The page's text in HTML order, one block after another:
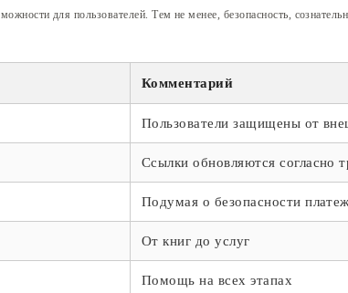
для пользователей. Тем не менее, безопасность,
Комментарий
Пользователи защищены от
Ссылки обновляются согласно
Подумая о безопасности
От книг до услуг
Помощь на всех этапах